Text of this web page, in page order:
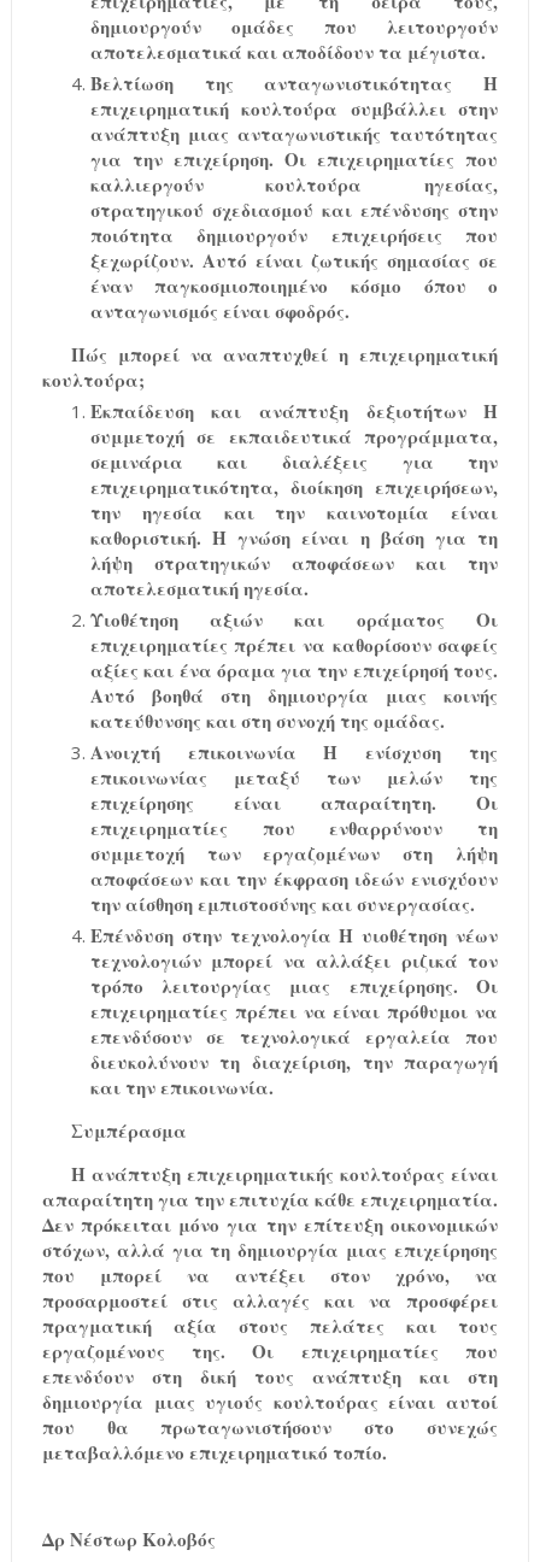
δημιουργούν ομάδες που λειτουργούν
αποτελεσματικά και αποδίδουν τα μέγιστα.
Βελτίωση της ανταγωνιστικότητας Η
επιχειρηματική κουλτούρα συμβάλλει στην
ανάπτυξη μιας ανταγωνιστικής ταυτότητας
για την επιχείρηση. Οι επιχειρηματίες που
καλλιεργούν κουλτούρα ηγεσίας,
στρατηγικού σχεδιασμού και επένδυσης στην
ποιότητα δημιουργούν επιχειρήσεις που
ξεχωρίζουν. Αυτό είναι ζωτικής σημασίας σε
έναν παγκοσμιοποιημένο κόσμο όπου ο
ανταγωνισμός είναι σφοδρός.
Πώς μπορεί να αναπτυχθεί η επιχειρηματική
κουλτούρα;
Εκπαίδευση και ανάπτυξη δεξιοτήτων Η
συμμετοχή σε εκπαιδευτικά προγράμματα,
σεμινάρια και διαλέξεις για την
επιχειρηματικότητα, διοίκηση επιχειρήσεων,
την ηγεσία και την καινοτομία είναι
καθοριστική. Η γνώση είναι η βάση για τη
λήψη στρατηγικών αποφάσεων και την
αποτελεσματική ηγεσία.
Υιοθέτηση αξιών και οράματος Οι
επιχειρηματίες πρέπει να καθορίσουν σαφείς
αξίες και ένα όραμα για την επιχείρησή τους.
Αυτό βοηθά στη δημιουργία μιας κοινής
κατεύθυνσης και στη συνοχή της ομάδας.
Ανοιχτή επικοινωνία Η ενίσχυση της
επικοινωνίας μεταξύ των μελών της
επιχείρησης είναι απαραίτητη. Οι
επιχειρηματίες που ενθαρρύνουν τη
συμμετοχή των εργαζομένων στη λήψη
αποφάσεων και την έκφραση ιδεών ενισχύουν
την αίσθηση εμπιστοσύνης και συνεργασίας.
Επένδυση στην τεχνολογία Η υιοθέτηση νέων
τεχνολογιών μπορεί να αλλάξει ριζικά τον
τρόπο λειτουργίας μιας επιχείρησης. Οι
επιχειρηματίες πρέπει να είναι πρόθυμοι να
επενδύσουν σε τεχνολογικά εργαλεία που
διευκολύνουν τη διαχείριση, την παραγωγή
και την επικοινωνία.
Συμπέρασμα
Η ανάπτυξη επιχειρηματικής κουλτούρας είναι
απαραίτητη για την επιτυχία κάθε επιχειρηματία.
Δεν πρόκειται μόνο για την επίτευξη οικονομικών
στόχων, αλλά για τη δημιουργία μιας επιχείρησης
που μπορεί να αντέξει στον χρόνο, να
προσαρμοστεί στις αλλαγές και να προσφέρει
πραγματική αξία στους πελάτες και τους
εργαζομένους της. Οι επιχειρηματίες που
επενδύουν στη δική τους ανάπτυξη και στη
δημιουργία μιας υγιούς κουλτούρας είναι αυτοί
που θα πρωταγωνιστήσουν στο συνεχώς
μεταβαλλόμενο επιχειρηματικό τοπίο.
Δρ Νέστωρ Κολοβός